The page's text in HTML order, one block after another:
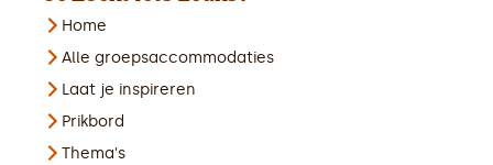
Home
Alle groepsaccommodaties
Laat je inspireren
Prikbord
Thema's